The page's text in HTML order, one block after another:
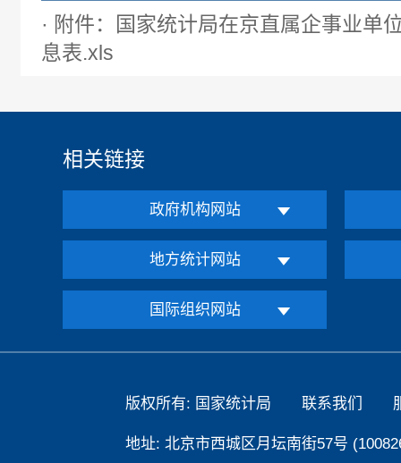
· 附件：国家统计局在京直属企事业单
息表.xls
相关链接
政府机构网站
地方统计网站
国际组织网站
版权所有: 国家统计局 联系我们
地址: 北京市西城区月坛南街57号